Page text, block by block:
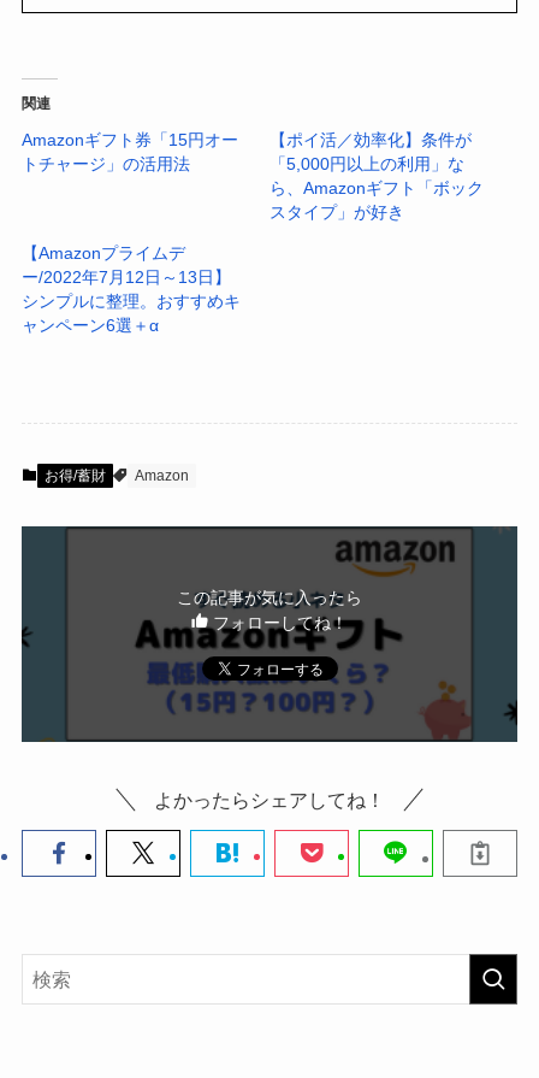
関連
Amazonギフト券「15円オー
トチャージ」の活用法
【ポイ活／効率化】条件が
「5,000円以上の利用」な
ら、Amazonギフト「ボック
スタイプ」が好き
【Amazonプライムデ
ー/2022年7月12日～13日】
シンプルに整理。おすすめキ
ャンペーン6選＋α
お得/蓄財 Amazon
この記事が気に入ったら
フォローしてね！
よかったらシェアしてね！